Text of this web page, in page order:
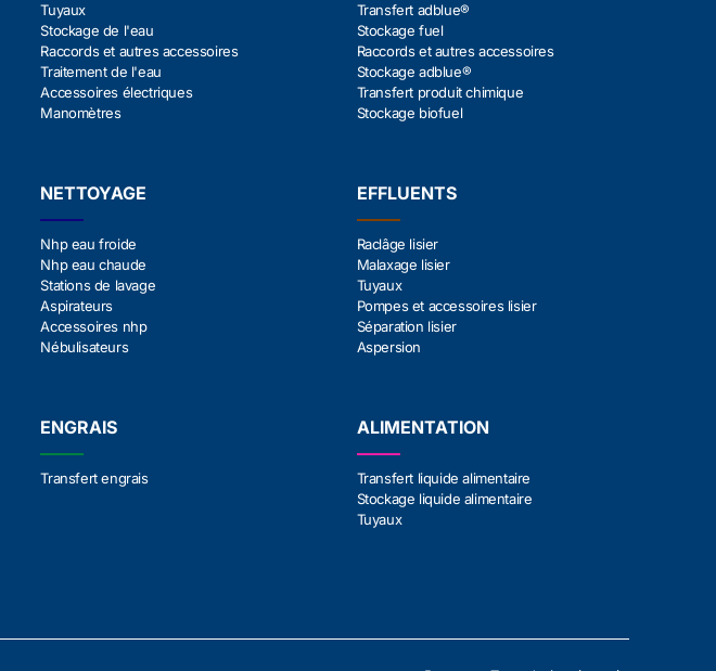
Tuyaux
Stockage de l'eau
Raccords et autres accessoires
Traitement de l'eau
Accessoires électriques
Manomètres
Transfert adblue®
Stockage fuel
Raccords et autres accessoires
Stockage adblue®
Transfert produit chimique
Stockage biofuel
NETTOYAGE
Nhp eau froide
Nhp eau chaude
Stations de lavage
Aspirateurs
Accessoires nhp
Nébulisateurs
EFFLUENTS
Raclâge lisier
Malaxage lisier
Tuyaux
Pompes et accessoires lisier
Séparation lisier
Aspersion
ENGRAIS
Transfert engrais
ALIMENTATION
Transfert liquide alimentaire
Stockage liquide alimentaire
Tuyaux